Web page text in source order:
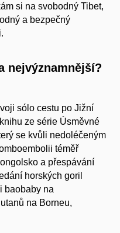
si na svobodný Tibet,
a bezpečný
nejvýznamnější?
sólo cestu po Jižní
ze série Úsměvné
se kvůli nedoléčeným
téměř
a přespávání
horských goril
baobaby na
na Borneu,